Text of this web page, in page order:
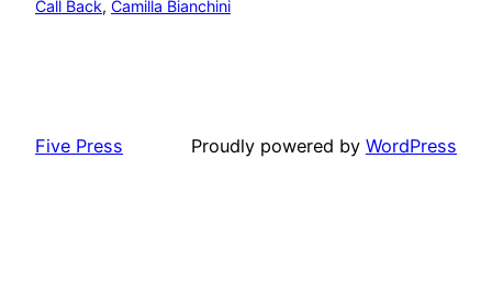
Call Back, Camilla Bianchini
Five Press Proudly powered by WordPress